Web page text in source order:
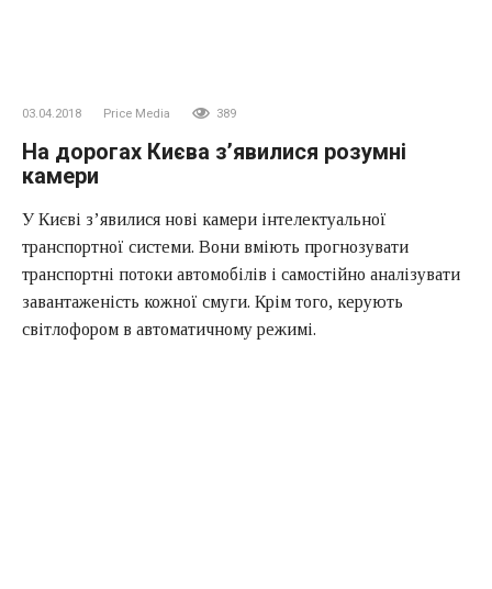
03.04.2018 Price Media 389
На дорогах Києва з’явилися розумні
камери
У Києві з’явилися нові камери інтелектуальної
транспортної системи. Вони вміють прогнозувати
транспортні потоки автомобілів і самостійно аналізувати
завантаженість кожної смуги. Крім того, керують
світлофором в автоматичному режимі.